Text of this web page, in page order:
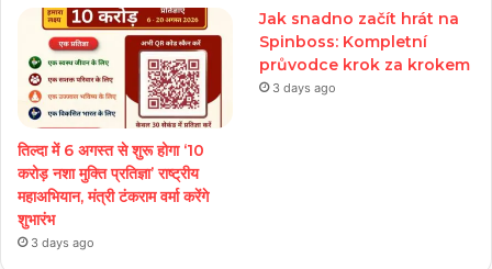
तिल्दा में 6 अगस्त से शुरू होगा ‘10
करोड़ नशा मुक्ति प्रतिज्ञा’ राष्ट्रीय
महाअभियान, मंत्री टंकराम वर्मा करेंगे
शुभारंभ
3 days ago
Jak snadno začít hrát na
Spinboss: Kompletní
průvodce krok za krokem
3 days ago